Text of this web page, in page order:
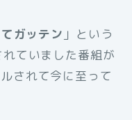
ガッテン 」という
ていました番組が
されて今に至って